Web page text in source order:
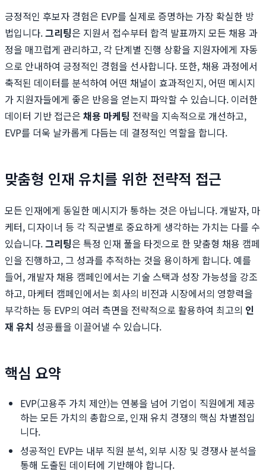
긍정적인 후보자 경험은 EVP를 실제로 증명하는 가장 확실한 방
법입니다.그리팅은 지원서 접수부터 합격 발표까지 모든 채용 과
정을 매끄럽게 관리하고, 각 단계별 진행 상황을 지원자에게 자동
으로 안내하여 긍정적인 경험을 선사합니다. 또한, 채용 과정에서
축적된 데이터를 분석하여 어떤 채널이 효과적인지, 어떤 메시지
가 지원자들에게 좋은 반응을 얻는지 파악할 수 있습니다. 이러한
데이터 기반 접근은 채용 마케팅 전략을 지속적으로 개선하고,
EVP를 더욱 날카롭게 다듬는 데 결정적인 역할을 합니다.
맞춤형 인재 유치를 위한 전략적 접근
모든 인재에게 동일한 메시지가 통하는 것은 아닙니다. 개발자, 마
케터, 디자이너 등 각 직군별로 중요하게 생각하는 가치는 다를 수
있습니다.그리팅은 특정 인재 풀을 타겟으로 한 맞춤형 채용 캠페
인을 진행하고, 그 성과를 추적하는 것을 용이하게 합니다. 예를
들어, 개발자 채용 캠페인에서는 기술 스택과 성장 가능성을 강조
하고, 마케터 캠페인에서는 회사의 비전과 시장에서의 영향력을
부각하는 등 EVP의 여러 측면을 전략적으로 활용하여 최고의 인
재 유치 성공률을 이끌어낼 수 있습니다.
핵심 요약
EVP(고용주 가치 제안)는 연봉을 넘어 기업이 직원에게 제공
하는 모든 가치의 총합으로, 인재 유치 경쟁의 핵심 차별점입
니다.
성공적인 EVP는 내부 직원 분석, 외부 시장 및 경쟁사 분석을
통해 도출된 데이터에 기반해야 합니다.